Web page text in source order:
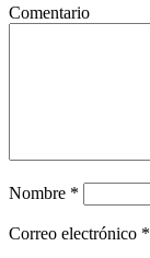
Comentario
Nombre *
Correo electrónico *